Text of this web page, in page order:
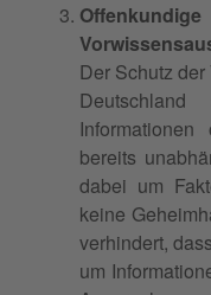
Der Schutz
bereits
dabei um
keine
verhindert,
um